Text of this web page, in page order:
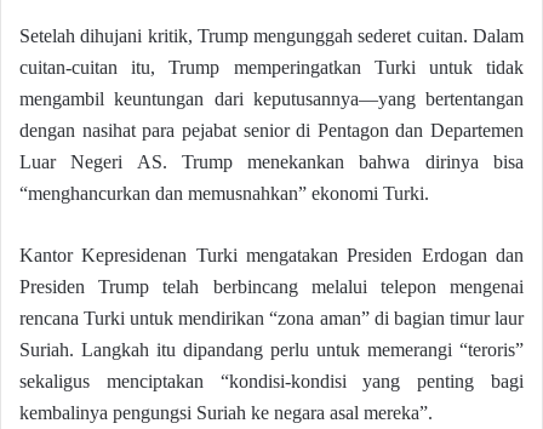
Setelah dihujani kritik, Trump mengunggah sederet cuitan. Dalam
cuitan-cuitan itu, Trump memperingatkan Turki untuk tidak
mengambil keuntungan dari keputusannya—yang bertentangan
dengan nasihat para pejabat senior di Pentagon dan Departemen
Luar Negeri AS. Trump menekankan bahwa dirinya bisa
“menghancurkan dan memusnahkan” ekonomi Turki.
Kantor Kepresidenan Turki mengatakan Presiden Erdogan dan
Presiden Trump telah berbincang melalui telepon mengenai
rencana Turki untuk mendirikan “zona aman” di bagian timur laur
Suriah. Langkah itu dipandang perlu untuk memerangi “teroris”
sekaligus menciptakan “kondisi-kondisi yang penting bagi
kembalinya pengungsi Suriah ke negara asal mereka”.